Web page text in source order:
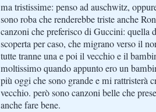
ma tristissime: penso ad auschwitz,
sono roba che renderebbe triste anche
canzoni che preferisco di Guccini: quella
scoperta per caso, che migrano verso il
tutte tranne una e poi il vecchio e il
moltissimo quando appunto ero un
più oggi che sono grande e mi rattristerà
vecchio. però sono canzoni belle che
anche fare bene.